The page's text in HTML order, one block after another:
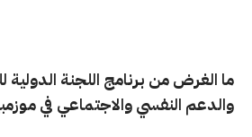
ما الغرض من برنامج اللجنة
والدعم النفسي والاجتماعي في